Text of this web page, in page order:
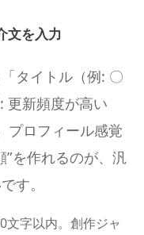
文を入力
タイトル（例: 〇
更新頻度が高い
プロフィール感覚
”を作れるのが、汎
す。
文字以内。創作ジャ